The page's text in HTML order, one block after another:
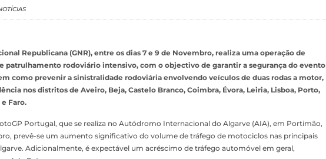
Republicana (GNR), entre os dias 7 e 9 de Novembro, realiza uma operação de
patrulhamento rodoviário intensivo, com o objectivo de garantir a segurança do evento
como prevenir a sinistralidade rodoviária envolvendo veículos de duas rodas a motor,
nos distritos de Aveiro, Beja, Castelo Branco, Coimbra, Évora, Leiria, Lisboa, Porto,
Faro.
Portugal, que se realiza no Autódromo Internacional do Algarve (AIA), em Portimão,
prevê-se um aumento significativo do volume de tráfego de motociclos nas principais
Adicionalmente, é expectável um acréscimo de tráfego automóvel em geral,